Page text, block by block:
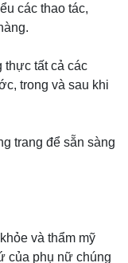
các thao tác,
thực tất cả các
trong và sau khi
trang để sẵn sàng
và thẩm mỹ
của phụ nữ chúng